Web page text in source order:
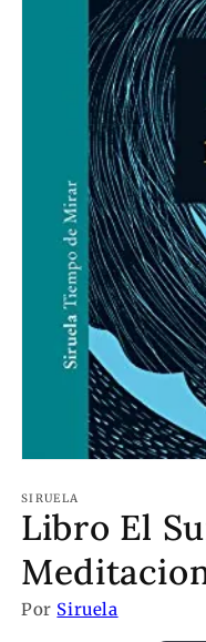
SIRUELA
Libro El
Por Siruela